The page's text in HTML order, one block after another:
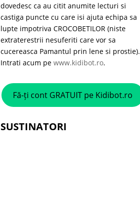
dovedesc ca au citit anumite lecturi si
castiga puncte cu care isi ajuta echipa sa
lupte impotriva CROCOBETILOR (niste
extraterestrii nesuferiti care vor sa
cucereasca Pamantul prin lene si prostie).
Intrati acum pewww.kidibot.ro.
Fă-ți cont GRATUIT pe Kidibot.ro
SUSTINATORI